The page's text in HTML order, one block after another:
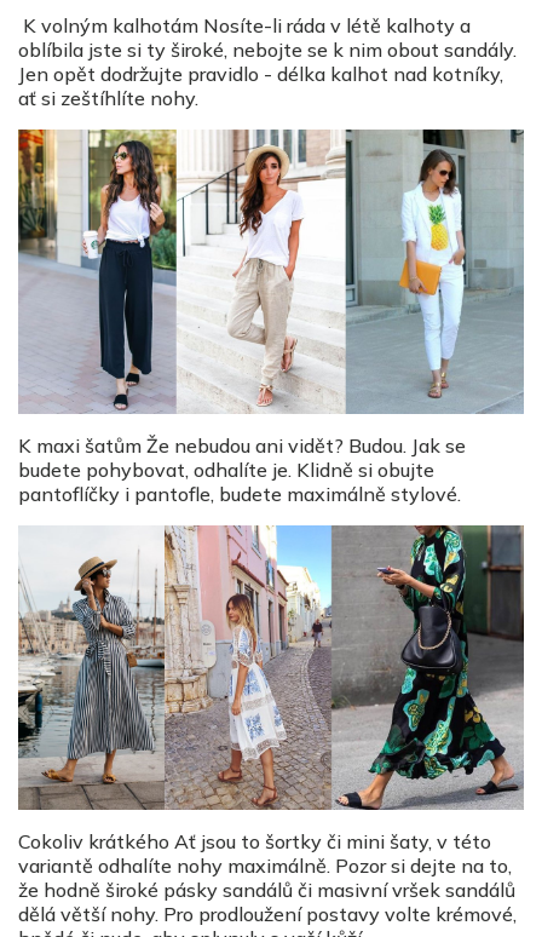
K volným kalhotám Nosíte-li ráda v létě kalhoty a
oblíbila jste si ty široké, nebojte se k nim obout sandály.
Jen opět dodržujte pravidlo - délka kalhot nad kotníky,
ať si zeštíhlíte nohy.
K maxi šatům Že nebudou ani vidět? Budou. Jak se
budete pohybovat, odhalíte je. Klidně si obujte
pantoflíčky i pantofle, budete maximálně stylové.
Cokoliv krátkého Ať jsou to šortky či mini šaty, v této
variantě odhalíte nohy maximálně. Pozor si dejte na to,
že hodně široké pásky sandálů či masivní vršek sandálů
dělá větší nohy. Pro prodloužení postavy volte krémové,